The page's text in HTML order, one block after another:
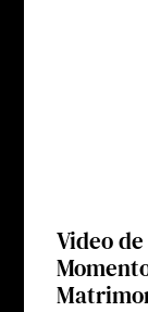
Video